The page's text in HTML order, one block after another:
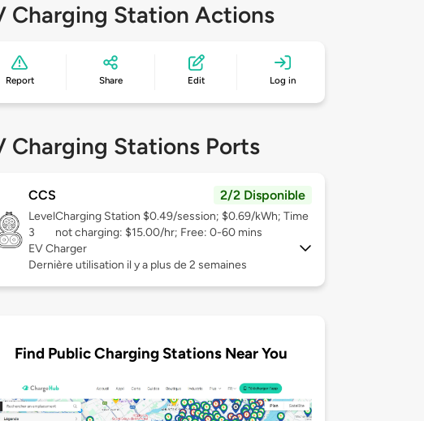
Charging Station Actions
Report Share Edit Log in
Charging Stations Ports
CCS 2/2 Disponible
Level
3
Charging Station $0.49/session; $0.69/kWh; Time
not charging: $15.00/hr; Free: 0-60 mins
EV Charger
Dernière utilisation il y a plus de 2 semaines
Find Public Charging Stations Near You